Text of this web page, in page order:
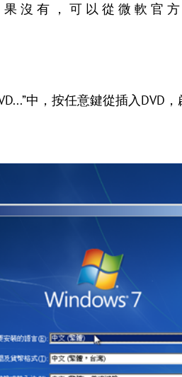
果沒有，可以從微軟官
中，按任意鍵從插入DVD，